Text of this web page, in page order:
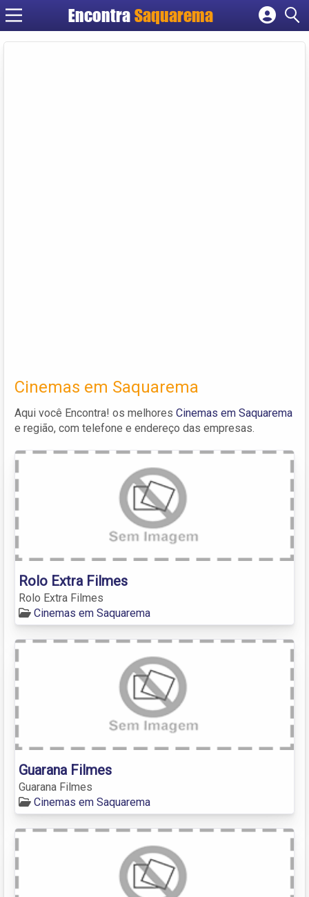
Encontra Saquarema
Cadastrar empresa
Cinemas em Saquarema
Aqui você Encontra! os melhores Cinemas em Saquarema
e região, com telefone e endereço das empresas.
Rolo Extra Filmes
Rolo Extra Filmes
Cinemas em Saquarema
Guarana Filmes
Guarana Filmes
Cinemas em Saquarema